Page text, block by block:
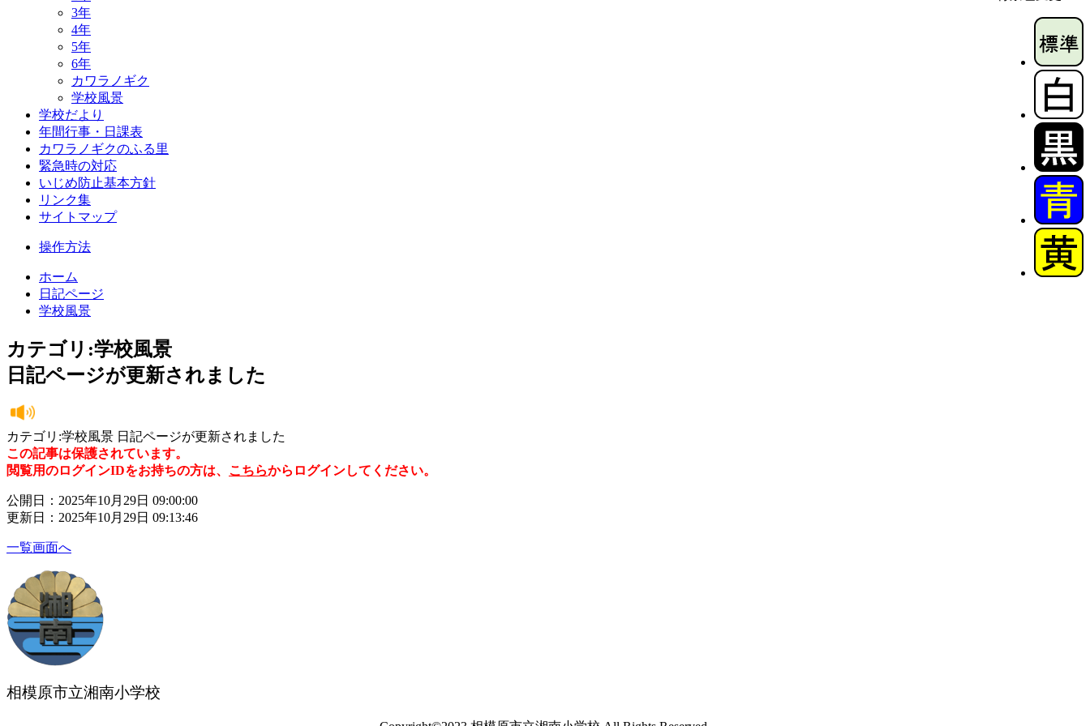
3年
4年
5年
6年
カワラノギク
学校風景
学校だより
年間行事・日課表
カワラノギクのふる里
緊急時の対応
いじめ防止基本方針
リンク集
サイトマップ
操作方法
ホーム
日記ページ
学校風景
カテゴリ:学校風景
日記ページが更新されました
カテゴリ:学校風景 日記ページが更新されました
この記事は保護されています。
閲覧用のログインIDをお持ちの方は、 こちらからログインしてください。
公開日：2025年10月29日 09:00:00
更新日：2025年10月29日 09:13:46
一覧画面へ
相模原市立湘南小学校